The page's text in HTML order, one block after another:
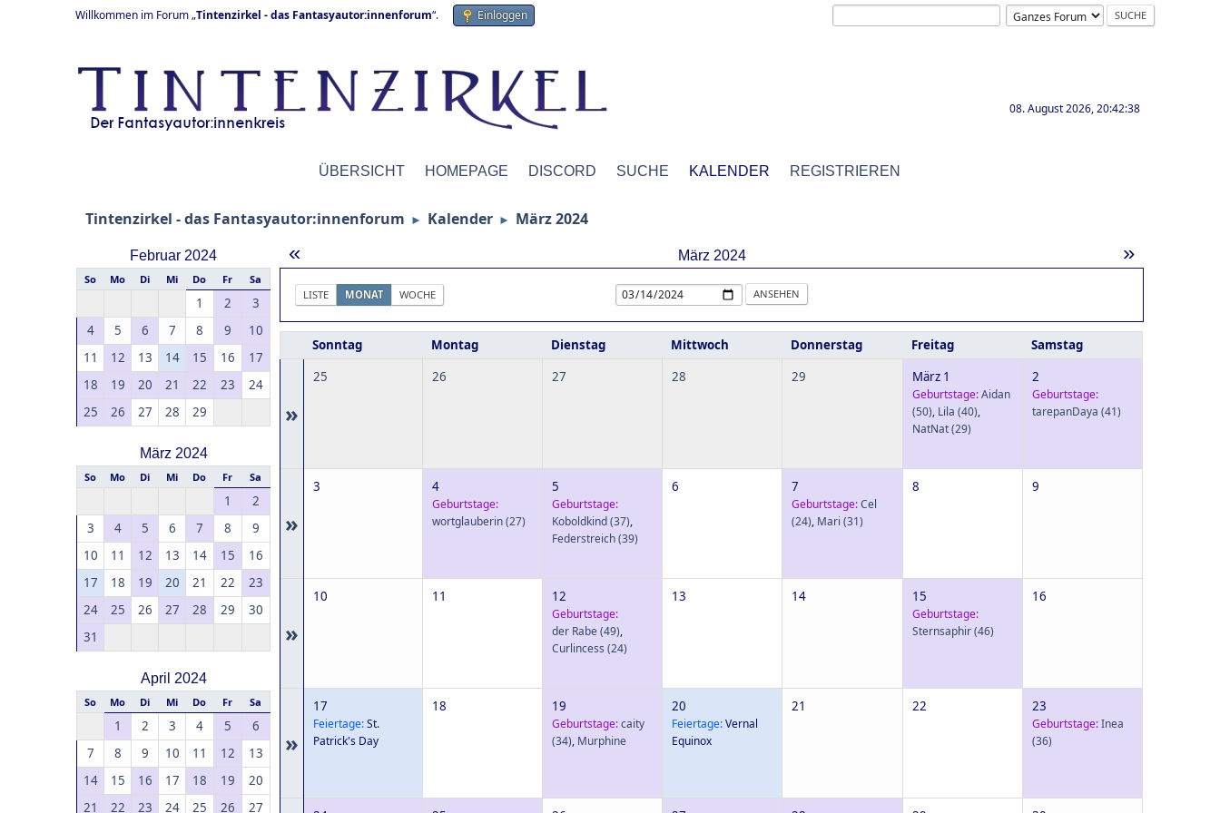
Willkommen im Forum „Tintenzirkel - das Fantasyautor:innenforum“. Einloggen
08. August 2026, 20:42:38
ÜBERSICHT HOMEPAGE DISCORD SUCHE KALENDER REGISTRIEREN
Tintenzirkel - das Fantasyautor:innenforum ► Kalender ► März 2024
Februar 2024
So Mo Di Mi Do Fr Sa
1 2
3
4
5 6 7 8 9
10
11
12 13 14 15 16
17
18
19 20 21 22 23
24
25
26 27 28 29
März 2024
So Mo Di Mi Do Fr Sa
1
2
3
4 5 6 7 8
9
10
11 12 13 14 15
16
17
18 19 20 21 22
23
24
25 26 27 28 29
30
31
April 2024
So Mo Di Mi Do Fr Sa
1 2 3 4 5
6
7
8 9 10 11 12
13
14
15 16 17 18 19
20
21
22 23 24 25 26 27
« »
März 2024
LISTE MONAT WOCHE
Sonntag Montag Dienstag Mittwoch Donnerstag Freitag Samstag
»
25 26 27 28 29 März 1
Geburtstage:Aidan
(50), Lila (40),
NatNat(29)
2
Geburtstage:
tarepanDaya (41)
»
3 4
Geburtstage:
wortglauberin(27)
5
Geburtstage:
Koboldkind(37),
Federstreich(39)
6 7
Geburtstage:Cel
(24), Mari (31)
8 9
»
10 11 12
Geburtstage:
der Rabe(49),
Curlincess (24)
13 14 15
Geburtstage:
Sternsaphir(46)
16
»
17
Feiertage:St.
Patrick's Day
18 19
Geburtstage:caity
(34), Murphine
20
Feiertage:Vernal
Equinox
21 22 23
Geburtstage:Inea
(36)